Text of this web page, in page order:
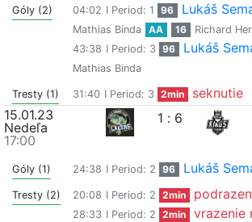
Góly (2) 04:02 I Period: 1 96 Lukáš
Mathias Binda
AA 16
Richard
43:38 I Period: 3 96 Lukáš
Mathias Binda
Tresty (1) 31:40 I Period: 3 2min
seknutie
15.01.23
Nedeľa
17:00
1 : 6
Góly (1) 24:38 I Period: 2 96 Lukáš
Tresty (2) 20:08 I Period: 2 2min
28:33 I Period: 2 2min
vrazenie